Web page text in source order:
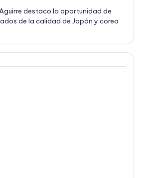
destaco la oportunidad de
de la calidad de Japón y corea